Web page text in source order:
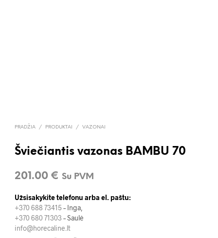
PRADŽIA / PRODUKTAI / VAZONAI
Šviečiantis vazonas BAMBU 70
201.00 € Su PVM
Užsisakykite telefonu arba el. paštu:
+370 688 73415 – Inga,
+370 680 71303 – Saulė
info@horecaline.lt